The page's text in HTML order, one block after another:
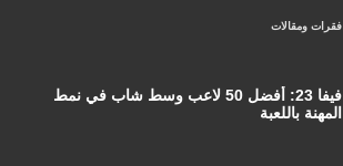
فقرات ومقالات
فيفا 23: أفضل 50 لاعب وسط شاب في نمط
المهنة باللعبة